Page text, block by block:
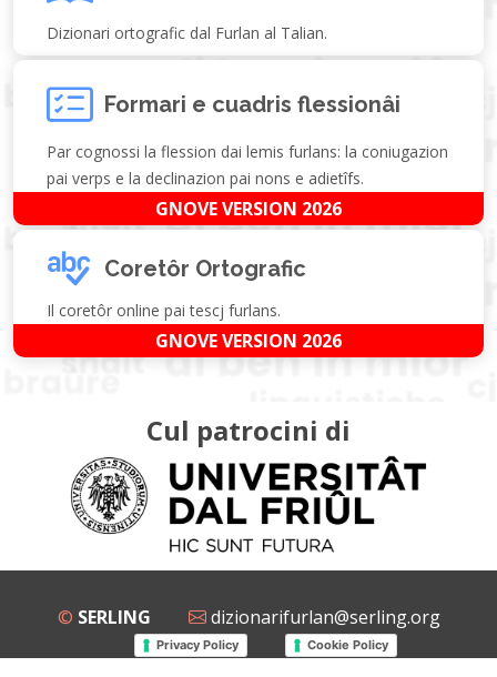
Dizionari ortografic dal Furlan al Talian.
Formari e cuadris flessionâi
Par cognossi la flession dai lemis furlans: la coniugazion
pai verps e la declinazion pai nons e adietîfs.
GNOVE VERSION 2026
Coretôr Ortografic
Il coretôr online pai tescj furlans.
GNOVE VERSION 2026
Cul patrocini di
© SERLING dizionarifurlan@serling.org
Privacy Policy Cookie Policy